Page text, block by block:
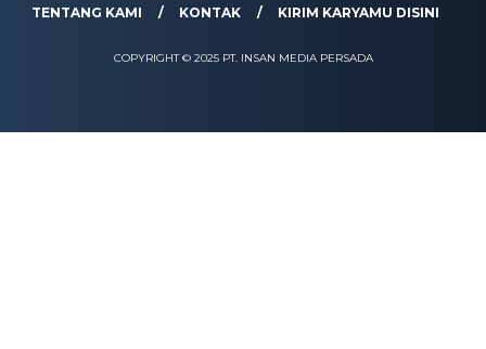
TENTANG KAMI
KONTAK KIRIM KARYAMU DISINI
COPYRIGHT © 2025 PT. INSAN MEDIA PERSADA